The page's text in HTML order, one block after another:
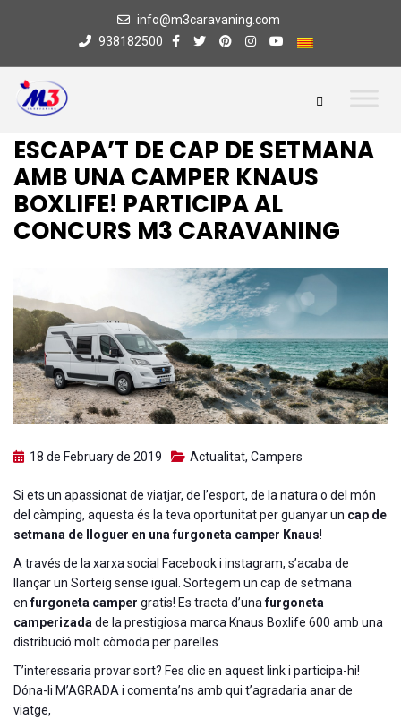
info@m3caravaning.com
938182500
ESCAPA’T DE CAP DE SETMANA
AMB UNA CAMPER KNAUS
BOXLIFE! PARTICIPA AL
CONCURS M3 CARAVANING
18 de February de 2019 Actualitat, Campers
Si ets un apassionat de viatjar, de l’esport, de la natura o del món
del càmping, aquesta és la teva oportunitat per guanyar un cap de
setmana de lloguer en una furgoneta camper Knaus!
A través de la xarxa social Facebook i instagram, s’acaba de
llançar un Sorteig sense igual. Sortegem un cap de setmana
enfurgoneta camper gratis! Es tracta d’unafurgoneta
camperizada de la prestigiosa marca Knaus Boxlife 600 amb una
distribució molt còmoda per parelles.
T’interessaria provar sort? Fes clic en aquest link i participa-hi!
Dóna-li M’AGRADA i comenta’ns amb qui t’agradaria anar de
viatge,